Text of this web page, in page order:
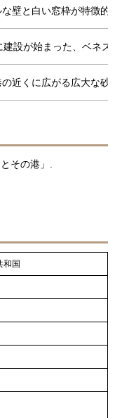
な壁と白い窓枠が特徴的
建設が始まった、ベネズ
の近くに広がる広大な砂
その港」.
和国